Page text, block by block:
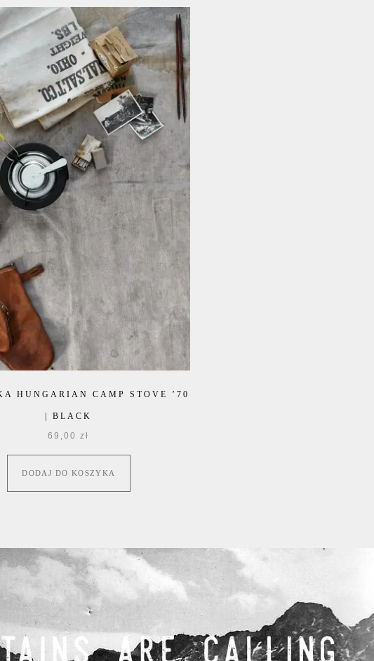
HUNGARIAN CAMP STOVE ’70
| BLACK
69,00zł
DODAJ DO KOSZYKA